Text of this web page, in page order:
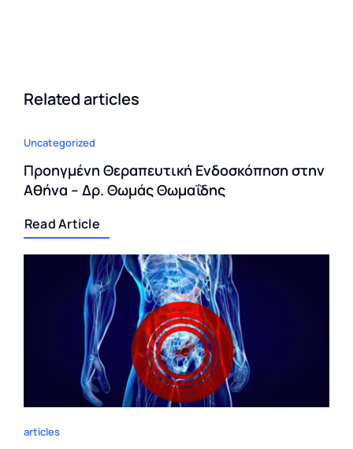
Related articles
Uncategorized
Προηγμένη Θεραπευτική Ενδοσκόπηση στην
Αθήνα – Δρ. Θωμάς Θωμαΐδης
Read Article
articles